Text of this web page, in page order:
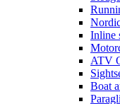
Inline
ATV
Boat